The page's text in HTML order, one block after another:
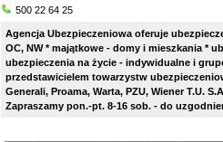
500 22 64 25
Agencja Ubezpieczeniowa oferuje
OC, NW * majątkowe - domy i mieszkania *
ubezpieczenia na życie - indywidualne i
przedstawicielem towarzystw
Generali, Proama, Warta, PZU, Wiener T.U.
Zapraszamy pon.-pt. 8-16 sob. - do